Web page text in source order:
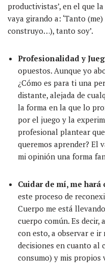
productivistas’, en el que
vaya girando a: ‘Tanto
construyo…), tanto soy’.
Profesionalidad y
opuestos. Aunque yo
¿Cómo es para ti una
distante, alejada de
la forma en la que lo
por el juego y la
profesional plantear
queremos aprender? El
mi opinión una forma
Cuidar de mí, me
este proceso de
Cuerpo me está
cuerpo común. Es decir,
con esto, a observar e
decisiones en cuanto al
consumo) y mis propios